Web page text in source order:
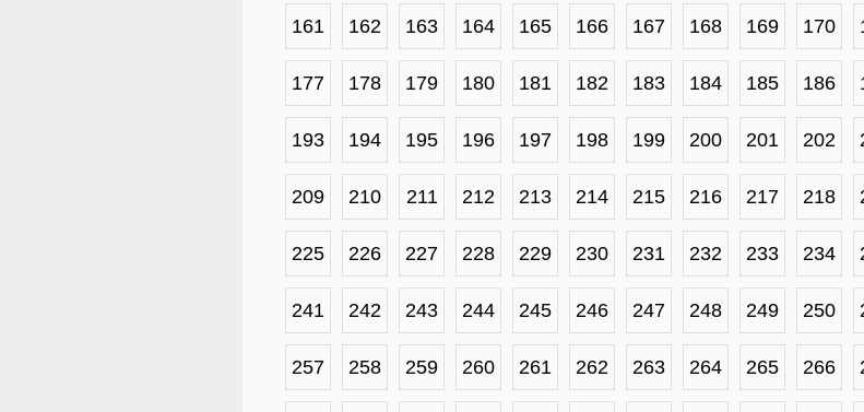
161 162 163 164 165 166 167 168 169 170
177 178 179 180 181 182 183 184 185 186
193 194 195 196 197 198 199 200 201 202
209 210 211 212 213 214 215 216 217 218
225 226 227 228 229 230 231 232 233 234
241 242 243 244 245 246 247 248 249 250
257 258 259 260 261 262 263 264 265 266